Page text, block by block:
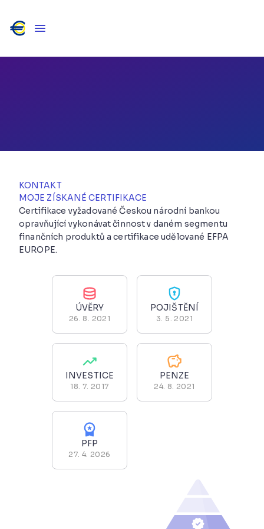
KONTAKT
MOJE ZÍSKANÉ CERTIFIKACE
Certifikace vyžadované Českou národní bankou
opravňující vykonávat činnost v daném segmentu
finančních produktů a certifikace udělované EFPA
EUROPE.
ÚVĚRY
26. 8. 2021
POJIŠTĚNÍ
3. 5. 2021
INVESTICE
18. 7. 2017
PENZE
24. 8. 2021
PFP
27. 4. 2026